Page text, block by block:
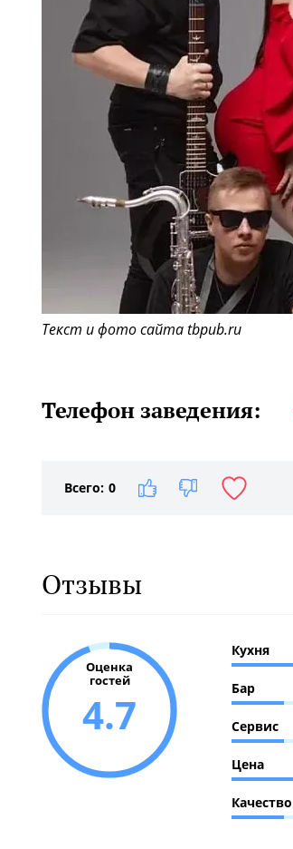
Текст и фото сайта tbpub.ru
Телефон заведения:
Всего: 0
Отзывы
Оценка
гостей
4.7
Кухня
Бар
Сервис
Цена
Качество